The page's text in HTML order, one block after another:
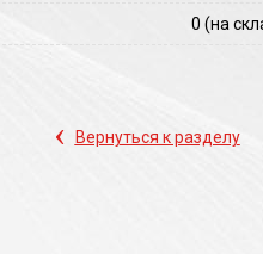
0 (на
‹ Вернуться к разделу